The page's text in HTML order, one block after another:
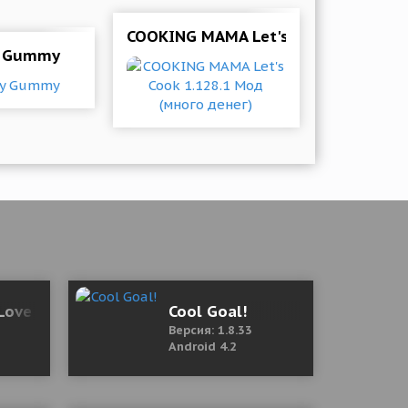
COOKING MAMA Let's Cook 1.128.1
(18+) 0.7 Мод (полная версия)
Cool Goal!
Версия: 1.8.33
Android 4.2